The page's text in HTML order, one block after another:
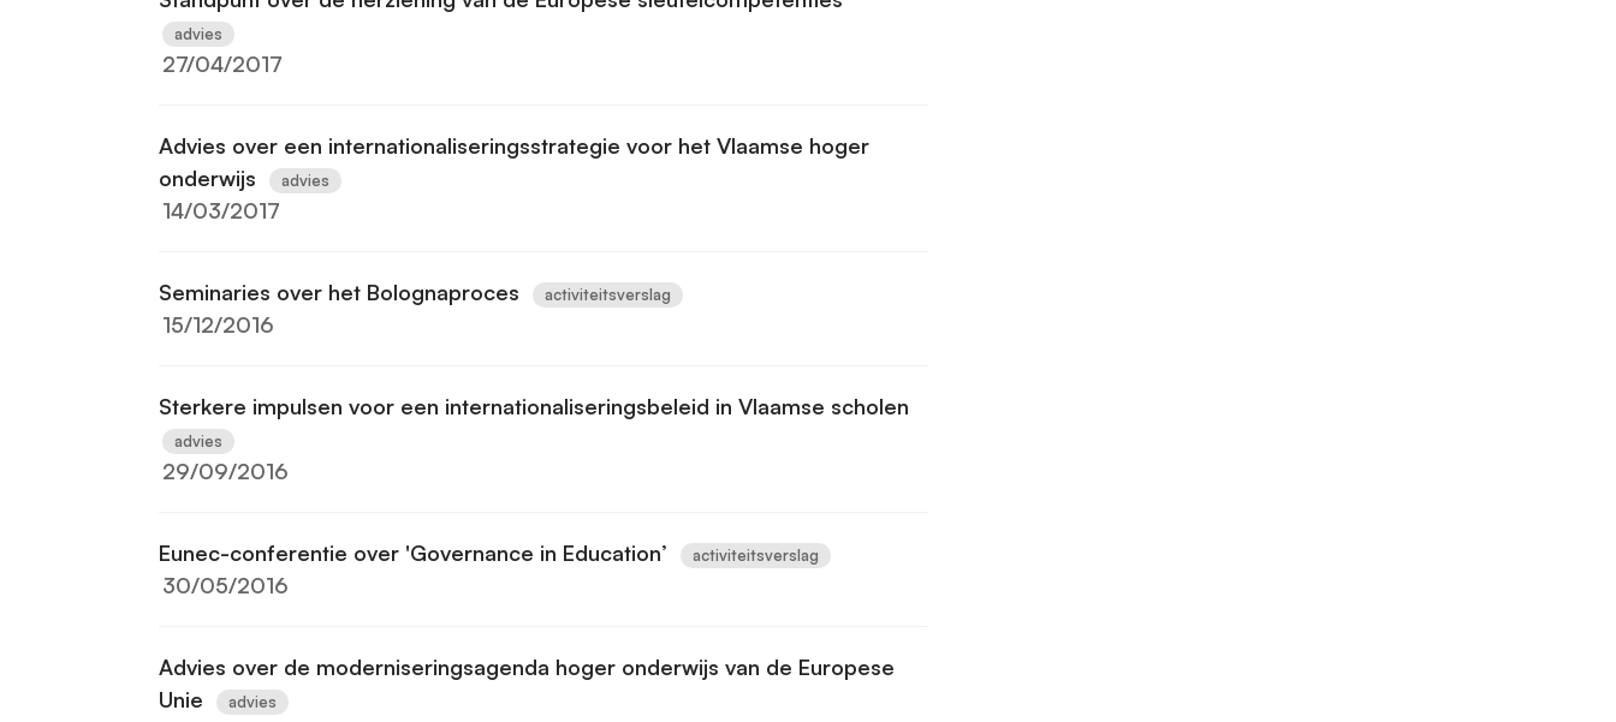
advies
27/04/2017
Advies over een internationaliseringsstrategie voor het Vlaamse hoger
onderwijs
advies
14/03/2017
Seminaries over het Bolognaproces activiteitsverslag
15/12/2016
Sterkere impulsen voor een internationaliseringsbeleid in Vlaamse scholen
advies
29/09/2016
Eunec-conferentie over 'Governance in Education’ activiteitsverslag
30/05/2016
Advies over de moderniseringsagenda hoger onderwijs van de Europese
Unie
advies